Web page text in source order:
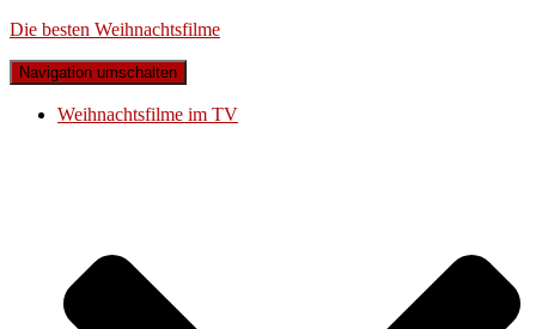
Die besten Weihnachtsfilme
Navigation umschalten
Weihnachtsfilme im TV